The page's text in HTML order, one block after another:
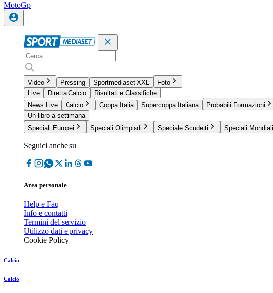
MotoGp
Video Pressing Sportmediaset XXL
Foto
Live
Diretta Calcio
Risultati e Classifiche
News Live
Calcio Coppa Italia Supercoppa Italiana Probabili Formazioni
Un libro a settimana
Speciali Europei
Speciali Olimpiadi Speciale Scudetti Speciali Mondiali
Seguici anche su
Area personale
Help e Faq
Info e contatti
Termini del servizio
Utilizzo dati e privacy
Cookie Policy
Calcio
Calcio